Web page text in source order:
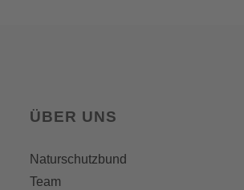
ÜBER UNS
Naturschutzbund
Team